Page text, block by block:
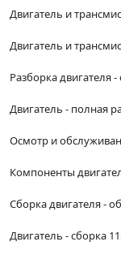
Двигатель и
Двигатель и
Разборка двигателя
Двигатель - полная
Осмотр и
Компоненты
Сборка двигателя -
Двигатель - сборка